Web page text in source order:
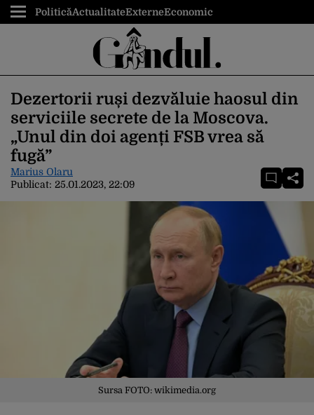
PoliticăActualitateExterneEconomic
Dezertorii ruși dezvăluie haosul din
serviciile secrete de la Moscova.
„Unul din doi agenți FSB vrea să
fugă”
Marius Olaru
Publicat: 25.01.2023, 22:09
Sursa FOTO: wikimedia.org